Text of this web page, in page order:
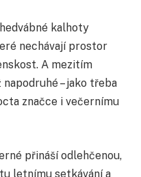
kalhoty
nechávají prostor
A mezitím
– jako třeba
značce i večernímu
přináší odlehčenou,
letnímu setkávání a